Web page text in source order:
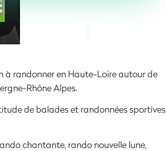
à randonner en Haute-Loire autour de
Rhône Alpes.
de balades et randonnées sportives
chantante, rando nouvelle lune,